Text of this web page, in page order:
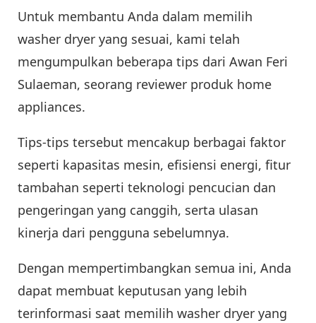
Untuk membantu Anda dalam memilih
washer dryer yang sesuai, kami telah
mengumpulkan beberapa tips dari Awan Feri
Sulaeman, seorang reviewer produk home
appliances.
Tips-tips tersebut mencakup berbagai faktor
seperti kapasitas mesin, efisiensi energi, fitur
tambahan seperti teknologi pencucian dan
pengeringan yang canggih, serta ulasan
kinerja dari pengguna sebelumnya.
Dengan mempertimbangkan semua ini, Anda
dapat membuat keputusan yang lebih
terinformasi saat memilih washer dryer yang